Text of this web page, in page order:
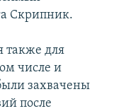
Скрипник.
также для
числе и
захвачены
после